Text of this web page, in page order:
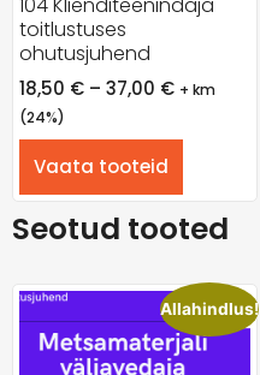
toitlustuses
ohutusjuhend
18,50 € – 37,00 € + km
(24%)
Vaata tooteid
Seotud tooted
Allahindlus!